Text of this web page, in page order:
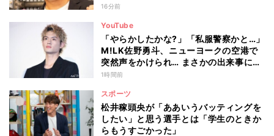
16分前
YouTube
「やらかしたかな?」「私服警察かと…」
M!LK佐野勇斗、ニューヨークの空港で
突然声をかけられ… まさかの出来事に驚
き
1時間前
スポーツ
松井稼頭央が「ああいうバッティングを
したい」と思う選手とは「学生のときか
らもうすごかった」